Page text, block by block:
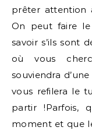
prêter attention
On peut faire le
savoir s’ils sont
où vous
souviendra
vous refilera le
partir !Parfois,
moment et que